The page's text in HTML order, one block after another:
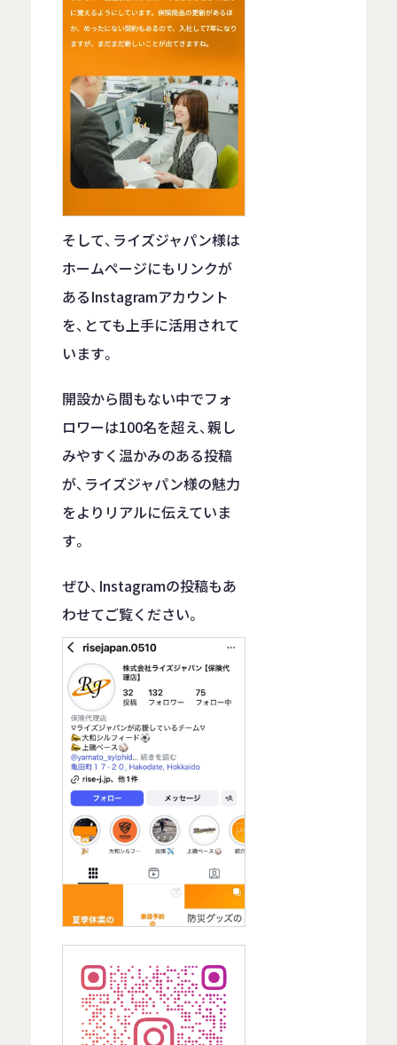
そして、ライズジャパン様は
ホームページにもリンクが
あるInstagramアカウント
を、とても上手に活用されて
います。
開設から間もない中でフォ
ロワーは100名を超え、親し
みやすく温かみのある投稿
が、ライズジャパン様の魅力
をよりリアルに伝えていま
す。
ぜひ、Instagramの投稿もあ
わせてご覧ください。